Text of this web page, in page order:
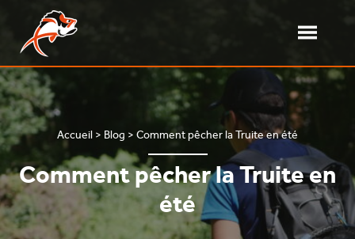
contenu
menu
Accueil > Blog > Comment pêcher la Truite en été
Comment pêcher la Truite en
été